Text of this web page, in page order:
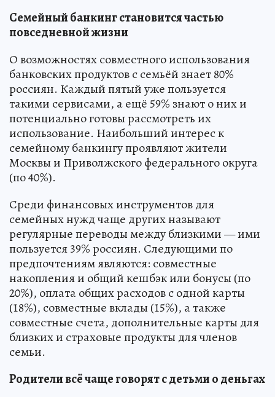
Семейный банкинг становится частью
повседневной жизни
О возможностях совместного использования
банковских продуктов с семьёй знает 80%
россиян. Каждый пятый уже пользуется
такими сервисами, а ещё 59% знают о них и
потенциально готовы рассмотреть их
использование. Наибольший интерес к
семейному банкингу проявляют жители
Москвы и Приволжского федерального округа
(по 40%).
Среди финансовых инструментов для
семейных нужд чаще других называют
регулярные переводы между близкими — ими
пользуется 39% россиян. Следующими по
предпочтениям являются: совместные
накопления и общий кешбэк или бонусы (по
20%), оплата общих расходов с одной карты
(18%), совместные вклады (15%), а также
совместные счета, дополнительные карты для
близких и страховые продукты для членов
семьи.
Родители всё чаще говорят с детьми о деньгах